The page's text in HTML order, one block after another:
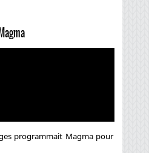
programmait Magma pour